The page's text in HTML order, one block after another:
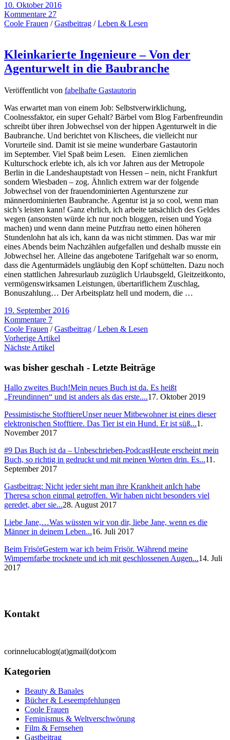
10. Oktober 2016
Kommentare 27
Coole Frauen /Gastbeitrag /Leben & Lesen
Kleinkarierte Ingenieure – Von der
Agenturwelt in die Baubranche
Veröffentlicht von fabelhafte Gastautorin
Was erwartet man von einem Job: Selbstverwirklichung,
Coolnessfaktor, ein super Gehalt? Bärbel vom Blog Farbenfreundin
schreibt über ihren Jobwechsel von der hippen Agenturwelt in die
Baubranche. Und berichtet von Klischees, die vielleicht nur
Vorurteile sind. Damit ist sie meine wunderbare Gastautorin
im September. Viel Spaß beim Lesen. Einen ziemlichen
Kulturschock erlebte ich, als ich vor Jahren aus der Metropole
Berlin in die Landeshauptstadt von Hessen – nein, nicht Frankfurt
sondern Wiesbaden – zog. Ähnlich extrem war der folgende
Jobwechsel von der frauendominierten Agenturszene zur
männerdominierten Baubranche. Agentur ist ja so cool, wenn man
sich’s leisten kann! Ganz ehrlich, ich arbeite tatsächlich des Geldes
wegen (ansonsten würde ich nur noch bloggen, reisen und Yoga
machen) und wenn dann meine Putzfrau netto einen höheren
Stundenlohn hat als ich, kann da was nicht stimmen. Das war mir
eines Abends beim Nachzählen aufgefallen und deshalb musste ein
Jobwechsel her. Alleine das angebotene Tarifgehalt war so enorm,
dass die Agenturmädels ungläubig den Kopf schüttelten. Dazu noch
einen stattlichen Jahresurlaub zuzüglich Urlaubsgeld, Gleitzeitkonto,
vermögenswirksamen Leistungen, übertariflichem Zuschlag,
Bonuszahlung… Der Arbeitsplatz hell und modern, die …
19. September 2016
Kommentare 7
Coole Frauen /Gastbeitrag /Leben & Lesen
Vorherige Artikel
Nächste Artikel
was bisher geschah - Letzte Beiträge
Hallo zweites Buch!Mein neues Buch ist da. Es heißt
„Freundinnen“ und ist anders als das erste....17. Oktober 2019
Pessimistische StofftiereUnser neuer Mitbewohner ist eines dieser
elektronischen Stofftiere. Das Tier ist ein Hund. Er ist süß...1.
November 2017
#9 Das Buch ist da – Unbeschrieben-PodcastHeute erscheint mein
Buch, so richtig in gedruckt und mit meinen Worten drin. Es...11.
September 2017
Gastbeitrag: Nicht jeder sieht man ihre Krankheit anIch habe
Theresa schon einmal getroffen. Wir haben nicht besonders viel
geredet, aber sie...28. August 2017
Liebe Jane,…Was wüssten wir von dir, liebe Jane, wenn es die
Männer in deinem Leben...16. Juli 2017
Beim FrisörGestern war ich beim Frisör. Während meine
Wimpernfarbe trocknete und ich mit geschlossenen Augen...14. Juli
2017
Kontakt
corinnelucablogt(at)gmail(dot)com
Kategorien
Beauty & Banales
Bücher & Leseempfehlungen
Coole Frauen
Feminismus & Weltverschwörung
Film & Fernsehen
Gastbeitrag